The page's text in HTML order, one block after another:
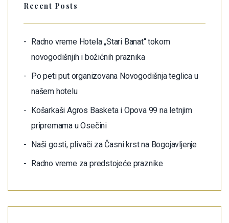
Recent Posts
Radno vreme Hotela „Stari Banat“ tokom
novogodišnjih i božićnih praznika
Po peti put organizovana Novogodišnja teglica u
našem hotelu
Košarkaši Agros Basketa i Opova 99 na letnjim
pripremama u Osečini
Naši gosti, plivači za Časni krst na Bogojavljenje
Radno vreme za predstojeće praznike